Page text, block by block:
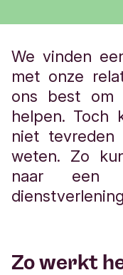
We vinden
met onze
ons best om
helpen. Toch
niet
weten. Zo
naar een
Zo werkt